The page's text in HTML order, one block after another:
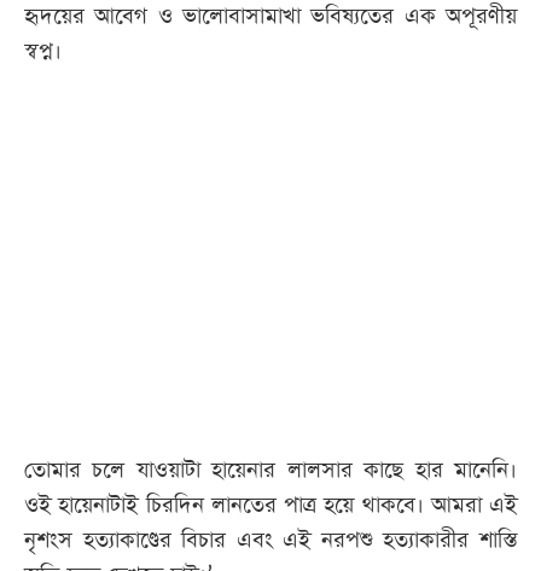
হৃদয়ের আবেগ ও ভালোবাসামাখা ভবিষ্যতের এক অপূরণীয়
স্বপ্ন।
তোমার চলে যাওয়াটা হায়েনার লালসার কাছে হার মানেনি।
ওই হায়েনাটাই চিরদিন লানতের পাত্র হয়ে থাকবে। আমরা এই
নৃশংস হত্যাকাণ্ডের বিচার এবং এই নরপশু হত্যাকারীর শাস্তি